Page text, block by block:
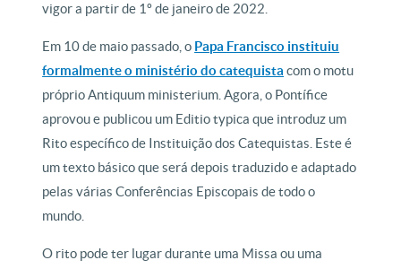
vigor a partir de 1º de janeiro de 2022.
Em 10 de maio passado, o Papa Francisco instituiu
formalmente o ministério do catequista com o motu
próprio Antiquum ministerium. Agora, o Pontífice
aprovou e publicou um Editio typica que introduz um
Rito específico de Instituição dos Catequistas. Este é
um texto básico que será depois traduzido e adaptado
pelas várias Conferências Episcopais de todo o
mundo.
O rito pode ter lugar durante uma Missa ou uma